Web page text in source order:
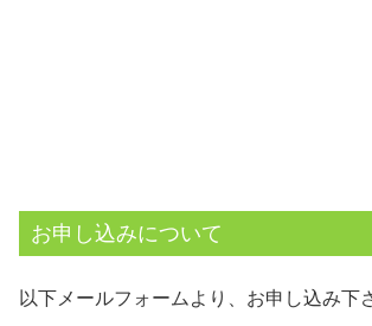
お申し込みについて
以下メールフォームより、お申し込み下